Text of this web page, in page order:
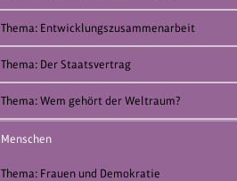
Thema: Entwicklungszusammenarbeit
Thema: Der Staatsvertrag
Thema: Wem gehört der Weltraum?
Menschen
Thema: Frauen und Demokratie